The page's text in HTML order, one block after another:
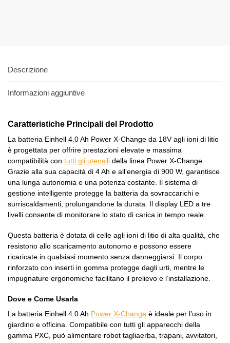
Descrizione
Informazioni aggiuntive
Caratteristiche Principali del Prodotto
La batteria Einhell 4.0 Ah Power X-Change da 18V agli ioni di litio
è progettata per offrire prestazioni elevate e massima
compatibilità con tutti gli utensili della linea Power X-Change.
Grazie alla sua capacità di 4 Ah e all’energia di 900 W, garantisce
una lunga autonomia e una potenza costante. Il sistema di
gestione intelligente protegge la batteria da sovraccarichi e
surriscaldamenti, prolungandone la durata. Il display LED a tre
livelli consente di monitorare lo stato di carica in tempo reale.
Questa batteria è dotata di celle agli ioni di litio di alta qualità, che
resistono allo scaricamento autonomo e possono essere
ricaricate in qualsiasi momento senza danneggiarsi. Il corpo
rinforzato con inserti in gomma protegge dagli urti, mentre le
impugnature ergonomiche facilitano il prelievo e l’installazione.
Dove e Come Usarla
La batteria Einhell 4.0 Ah Power X-Change è ideale per l’uso in
giardino e officina. Compatibile con tutti gli apparecchi della
gamma PXC, può alimentare robot tagliaerba, trapani, avvitatori,